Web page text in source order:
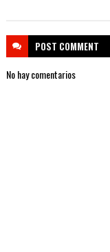
POST COMMENT
No hay comentarios